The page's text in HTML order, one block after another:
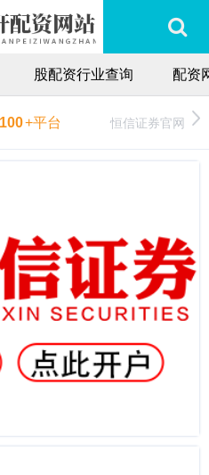
股配资行业查询 配资
100+平台 恒信证券官网